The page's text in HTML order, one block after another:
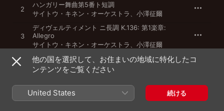
2
ハンガリー舞曲第5番ト短調
サイトウ・キネン・オーケストラ
小澤征爾
3
ディヴェルティメント ニ長調 K.136: 第1楽章:
Allegro
サイトウ・キネン・オーケストラ
小澤征爾
4
曲第4番ヘ短調作品36から 第4楽
章:FINALE(ALLEGRO CON FUOCO)
弦楽のためのセレナード ホ長調 作品22: 第1楽章:
Moderato
他の国を選択して、お住まいの地域に特化したコ
ンテンツをご覧ください
United States 続ける